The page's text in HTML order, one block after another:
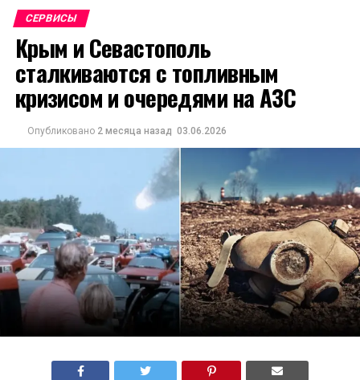
СЕРВИСЫ
Крым и Севастополь
сталкиваются с топливным
кризисом и очередями на АЗС
Опубликовано 2 месяца назад 03.06.2026